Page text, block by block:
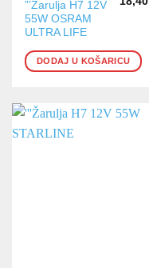
”’Žarulja H7 12V
55W OSRAM
ULTRA LIFE
DODAJ U KOŠARICU